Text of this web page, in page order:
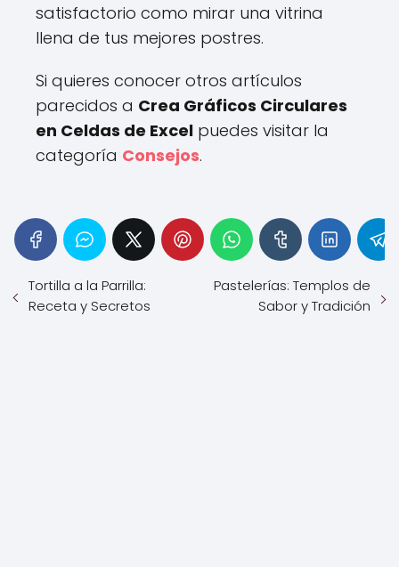
satisfactorio como mirar una vitrina
llena de tus mejores postres.
Si quieres conocer otros artículos
parecidos a Crea Gráficos Circulares
en Celdas de Excel puedes visitar la
categoría Consejos.
Tortilla a la Parrilla:
Receta y Secretos
Pastelerías: Templos de
Sabor y Tradición